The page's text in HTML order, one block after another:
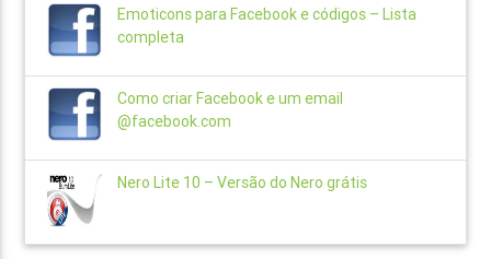
Emoticons para Facebook e códigos – Lista
completa
Como criar Facebook e um email
@facebook.com
Nero Lite 10 – Versão do Nero grátis